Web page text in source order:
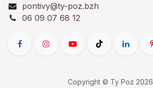
pontivy@ty-poz.bzh
06 09 07 68 12
Copyright © Ty Poz 2026